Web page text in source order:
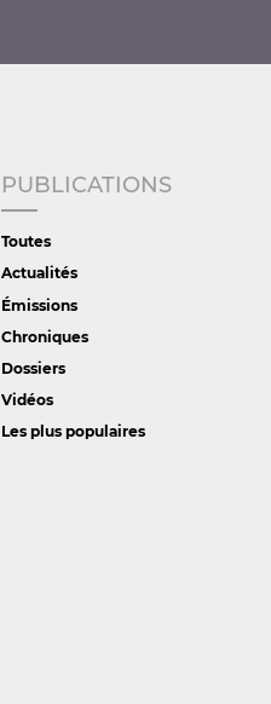
PUBLICATIONS
Toutes
Actualités
Émissions
Chroniques
Dossiers
Vidéos
Les plus populaires